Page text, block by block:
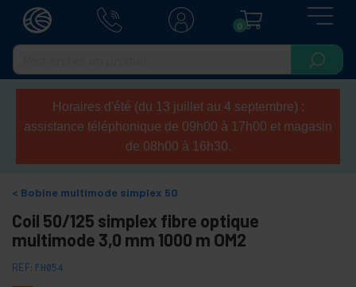
0
Horaires d'été (du 13 juillet au 4 septembre) :
assistance téléphonique de 09h00 à 17h00 et magasin
de 08h00 à 16h30.
Bobine multimode simplex 50
Coil 50/125 simplex fibre optique
multimode 3,0 mm 1000 m OM2
REF: FH054